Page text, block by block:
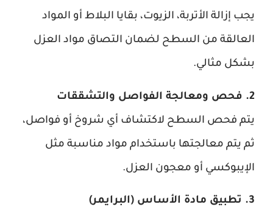
يجب إزالة الأتربة، الزيوت، بقايا البلاط أو المواد
العالقة من السطح لضمان التصاق مواد العزل
بشكل مثالي.
2. فحص ومعالجة الفواصل والتشققات
يتم فحص السطح لاكتشاف أي شروخ أو فواصل،
ثم يتم معالجتها باستخدام مواد مناسبة مثل
الإيبوكسي أو معجون العزل.
3. تطبيق مادة الأساس (البرايمر)